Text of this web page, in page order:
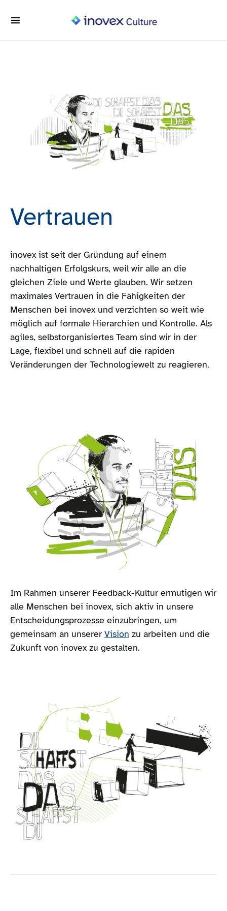
Vertrauen
inovex ist seit der Gründung auf einem
nachhaltigen Erfolgskurs, weil wir alle an die
gleichen Ziele und Werte glauben. Wir setzen
maximales Vertrauen in die Fähigkeiten der
Menschen bei inovex und verzichten so weit wie
möglich auf formale Hierarchien und Kontrolle. Als
agiles, selbstorganisiertes Team sind wir in der
Lage, flexibel und schnell auf die rapiden
Veränderungen der Technologiewelt zu reagieren.
Im Rahmen unserer Feedback-Kultur ermutigen wir
alle Menschen bei inovex, sich aktiv in unsere
Entscheidungsprozesse einzubringen, um
gemeinsam an unserer Vision zu arbeiten und die
Zukunft von inovex zu gestalten.